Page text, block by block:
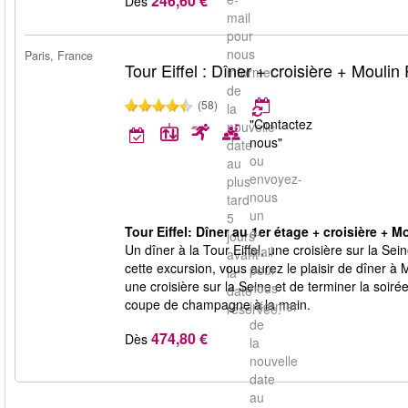
mail
pour
nous
informer
de
la
nouvelle
date
au
plus
tard
5
jours
avant
la
date
réservée.
Paris, France
Tour Eiffel : Dîner + croisière + Moulin
(58)
"Contactez
nous"
ou
envoyez-
nous
un
e-
mail
pour
nous
informer
de
la
nouvelle
date
au
Tour Eiffel: Dîner au 1er étage + croisière +
Un dîner à la Tour Eiffel, une croisière sur la
cette excursion, vous aurez le plaisir de dîner à
une croisière sur la Seine et de terminer la
coupe de champagne à la main.
Dès 474,80 €